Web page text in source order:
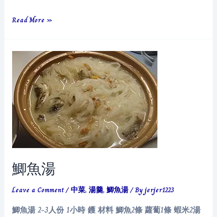
胡
Read More »
鯽魚湯
Leave a Comment/中菜,湯羹,鯽魚湯/ Byjerjer1223
鯽魚湯 2-3人份 1小時 鑊 材料 鯽魚2條 蘿蔔1條 蝦米2湯